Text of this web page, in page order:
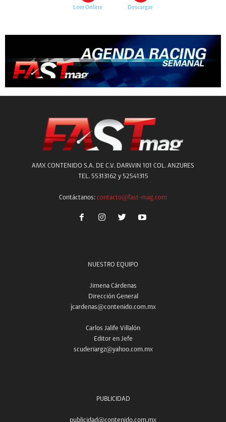
Leer Online Descargar
AMX CONTENIDO S.A. DE C.V. DARWIN 101 COL. ANZURES
TEL. 55313162 y 52541315
Contáctanos: contacto@fast-mag.com
NUESTRO EQUIPO
Jimena Cárdenas
Dirección General
jcardenas@contenido.com.mx
Carlos Jalife Villalón
Editor en Jefe
scuderiargz@yahoo.com.mx
PUBLICIDAD
publicidad@contenido.com.mx